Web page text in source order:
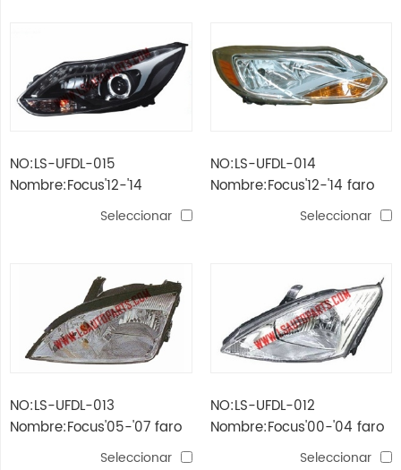
NO:LS-UFDL-015
Nombre:Focus'12-'14
proyector cabeza lámpara
Seleccionar
NO:LS-UFDL-014
Nombre:Focus'12-'14 faro
cromado / ámbarSeleccionar
NO:LS-UFDL-013
Nombre:Focus'05-'07 faro
cromado / claro lente hb5
Seleccionar
NO:LS-UFDL-012
Nombre:Focus'00-'04 faro
cromado / claro lente h4
Seleccionar